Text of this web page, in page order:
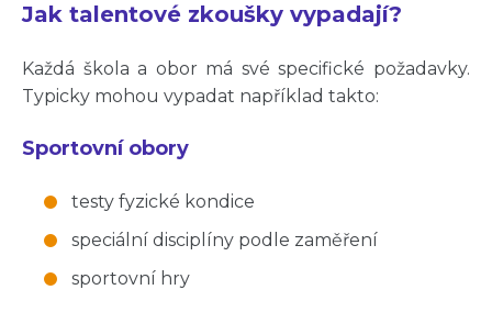
Jak talentové zkoušky vypadají?
Každá škola a obor má své specifické požadavky.
Typicky mohou vypadat například takto:
Sportovní obory
testy fyzické kondice
speciální disciplíny podle zaměření
sportovní hry